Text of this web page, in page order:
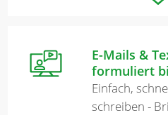
E-Mails &
formuliert
Einfach,
schreiben -